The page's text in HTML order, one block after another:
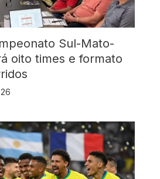
Sul-Mato-
oito times e formato